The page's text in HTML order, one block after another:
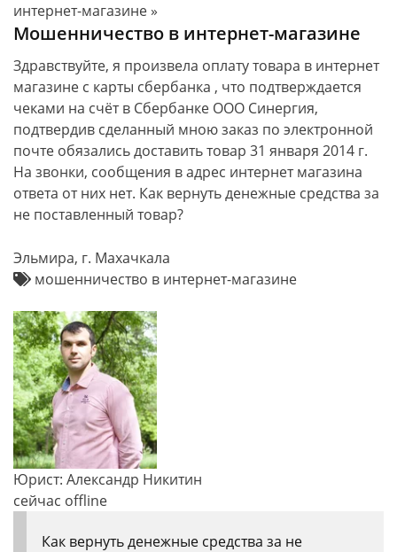
интернет-магазине »
Мошенничество в интернет-магазине
Здравствуйте, я произвела оплату товара в интернет
магазине с карты сбербанка , что подтверждается
чеками на счёт в Сбербанке ООО Синергия,
подтвердив сделанный мною заказ по электронной
почте обязались доставить товар 31 января 2014 г.
На звонки, сообщения в адрес интернет магазина
ответа от них нет. Как вернуть денежные средства за
не поставленный товар?
Эльмира, г. Махачкала
мошенничество в интернет-магазине
Юрист: Александр Никитин
сейчас offline
Как вернуть денежные средства за не